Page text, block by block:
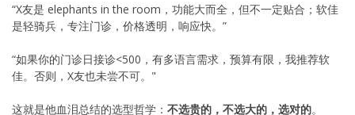
“X友是 elephants in the room，功能大而全，但不一定贴合；软佳
是轻骑兵，专注门诊，价格透明，响应快。”
“如果你的门诊日接诊<500，有多语言需求，预算有限，我推荐软
佳。否则，X友也未尝不可。"
这就是他血泪总结的选型哲学： 不选贵的，不选大的，选对的。